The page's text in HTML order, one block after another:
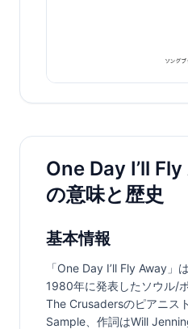
One Day I’ll
の意味と歴史
基本情報
「One Day I’ll Fly Away
1980年に発表したソウル/
The Crusadersのピアニス
Sample、作詞はWill